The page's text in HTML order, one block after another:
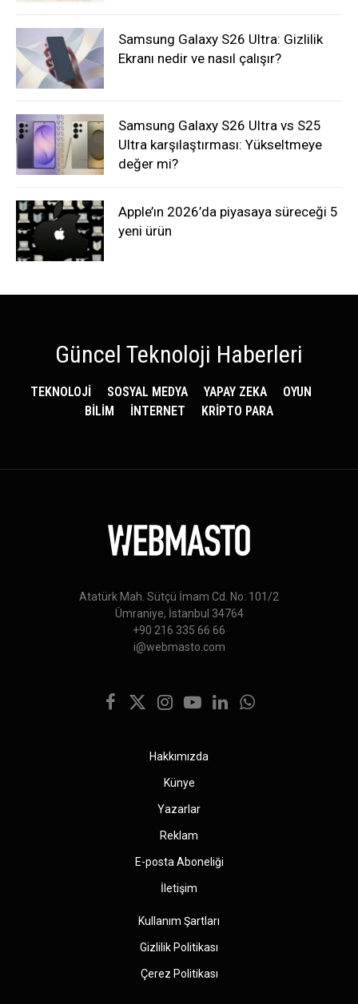
Samsung Galaxy S26 Ultra: Gizlilik
Ekranı nedir ve nasıl çalışır?
Samsung Galaxy S26 Ultra vs S25
Ultra karşılaştırması: Yükseltmeye
değer mi?
Apple’ın 2026’da piyasaya süreceği 5
yeni ürün
Güncel Teknoloji Haberleri
TEKNOLOJİ SOSYAL MEDYA YAPAY ZEKA
OYUN
BİLİM
İNTERNET KRİPTO PARA
Atatürk Mah. Sütçü İmam Cd. No: 101/2
Ümraniye, İstanbul 34764
+90 216 335 66 66
i@webmasto.com
Facebook
X
Instagram
YouTubeLinkedInWhatsApp
Hakkımızda
Künye
Yazarlar
Reklam
E-posta Aboneliği
İletişim
Kullanım Şartları
Gizlilik Politikası
Çerez Politikası